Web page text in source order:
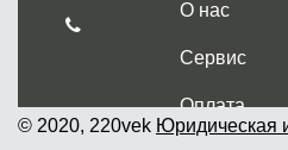
О нас
Сервис
Оплата
© 2020, 220vek Юридическая